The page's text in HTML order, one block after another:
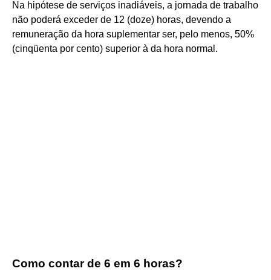
Na hipótese de serviços inadiáveis, a jornada de trabalho
não poderá exceder de 12 (doze) horas, devendo a
remuneração da hora suplementar ser, pelo menos, 50%
(cinqüenta por cento) superior à da hora normal.
Como contar de 6 em 6 horas?